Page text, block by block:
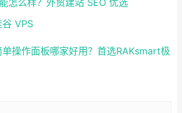
怎么样？外贸建站 SEO 优选
VPS
单操作面板哪家好用？首选RAKsmart极